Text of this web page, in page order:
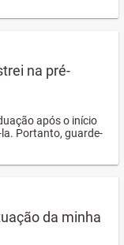
na pré-
após o início
Portanto, guarde-
da minha